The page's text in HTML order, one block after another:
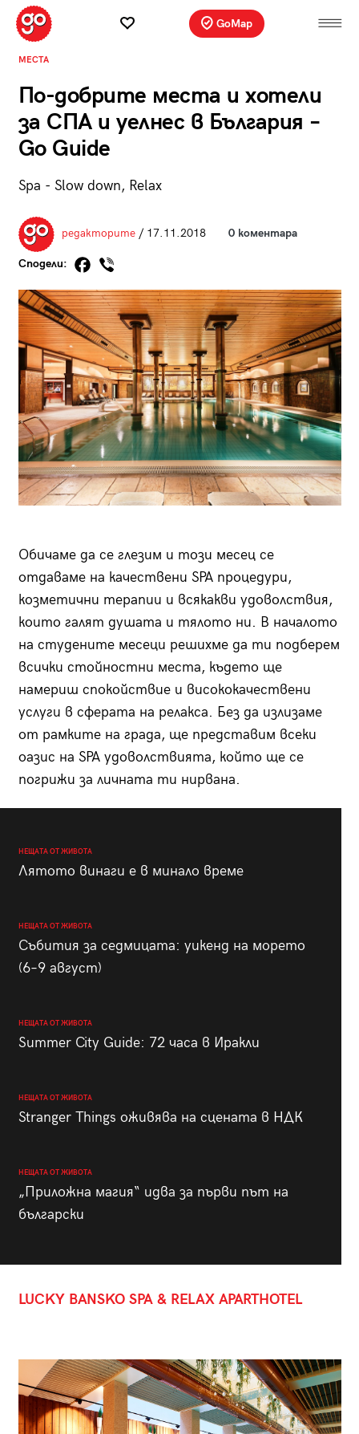
GoMap
МЕСТА
По-добрите места и хотели
за СПА и уелнес в България –
Go Guide
Spa - Slow down, Relax
редакторите/ 17.11.2018 0 коментара
Сподели:
Обичаме да се глезим и този месец се
отдаваме на качествени SPA процедури,
козметични терапии и всякакви удоволствия,
които галят душата и тялото ни. В началото
на студените месеци решихме да ти подберем
всички стойностни места, където ще
намериш спокойствие и висококачествени
услуги в сферата на релакса. Без да излизаме
от рамките на града, ще представим всеки
оазис на SPA удоволствията, който ще се
погрижи за личната ти нирвана.
НЕЩАТА ОТ ЖИВОТА
Лятото винаги е в минало време
НЕЩАТА ОТ ЖИВОТА
Събития за седмицата: уикенд на морето
(6–9 август)
НЕЩАТА ОТ ЖИВОТА
Summer City Guide: 72 часа в Иракли
НЕЩАТА ОТ ЖИВОТА
Stranger Things оживява на сцената в НДК
НЕЩАТА ОТ ЖИВОТА
„Приложна магия“ идва за първи път на
български
LUCKY BANSKO SPA & RELAX APARTHOTEL